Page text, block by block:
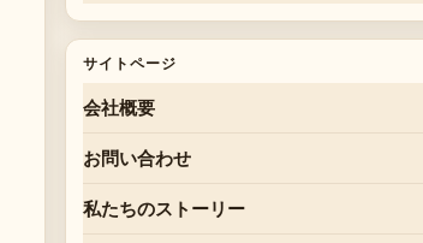
サイトページ
会社概要
お問い合わせ
私たちのストーリー